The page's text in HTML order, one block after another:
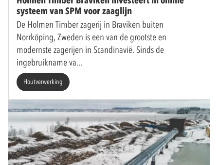
systeem van SPM voor zaaglijn
De Holmen Timber zagerij in Braviken buiten
Norrköping, Zweden is een van de grootste en
modernste zagerijen in Scandinavië. Sinds de
ingebruikname va
Houtverwerking